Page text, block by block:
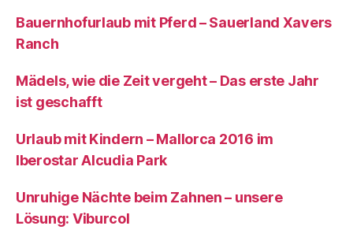
Bauernhofurlaub mit Pferd – Sauerland Xavers
Ranch
Mädels, wie die Zeit vergeht – Das erste Jahr
ist geschafft
Urlaub mit Kindern – Mallorca 2016 im
Iberostar Alcudia Park
Unruhige Nächte beim Zahnen – unsere
Lösung: Viburcol